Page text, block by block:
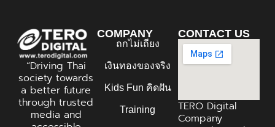
“Driving Thai
society towards
a better future
through trusted
media and
COMPANY
ถกไม่เถียง
เงินทองของจริง
Kids Fun คิดฝัน
Training
CONTACT US
TERO Digital
Company